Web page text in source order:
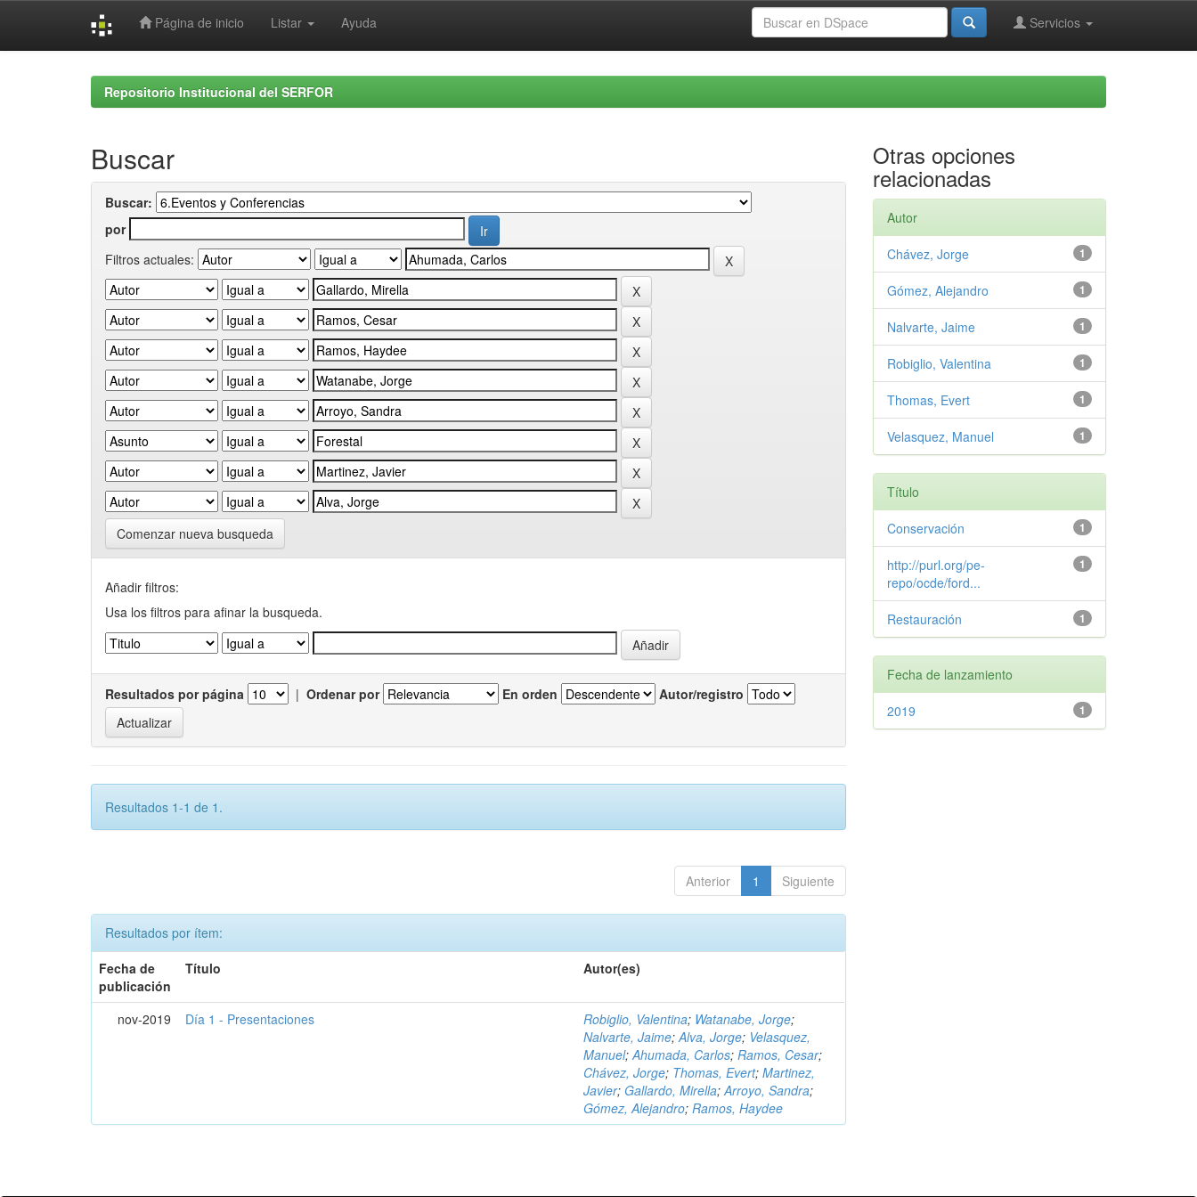
Página de inicio Listar Ayuda Servicios
Repositorio Institucional del SERFOR
Buscar
Buscar:
por
Filtros actuales:
Comenzar nueva busqueda
Añadir filtros:
Usa los filtros para afinar la busqueda.
Resultados por página | Ordenar por En orden Autor/registro
Resultados 1-1 de 1.
Anterior 1 Siguiente
Resultados por ítem:
Fecha de
publicación
Título Autor(es)
nov-2019 Día 1 - Presentaciones Robiglio, Valentina; Watanabe, Jorge;
Nalvarte, Jaime;Alva, Jorge; Velasquez,
Manuel;Ahumada, Carlos;Ramos, Cesar;
Chávez, Jorge; Thomas, Evert;Martinez,
Javier; Gallardo, Mirella;Arroyo, Sandra;
Gómez, Alejandro;Ramos, Haydee
Otras opciones
relacionadas
Autor
1
Chávez, Jorge
1
Gómez, Alejandro
1
Nalvarte, Jaime
1
Robiglio, Valentina
1
Thomas, Evert
1
Velasquez, Manuel
Título
1
Conservación
1
http://purl.org/pe-
repo/ocde/ford...
1
Restauración
Fecha de lanzamiento
1
2019